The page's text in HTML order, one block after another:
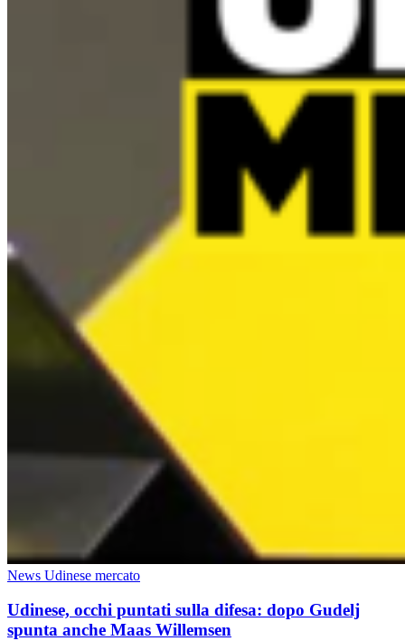
News Udinese mercato
Udinese, occhi puntati sulla difesa: dopo Gudelj
spunta anche Maas Willemsen